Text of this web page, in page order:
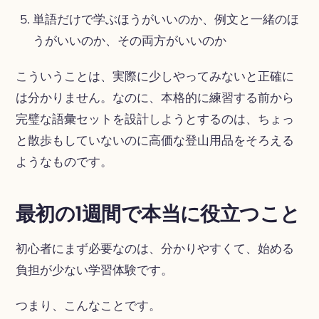
単語だけで学ぶほうがいいのか、例文と一緒のほ
うがいいのか、その両方がいいのか
こういうことは、実際に少しやってみないと正確に
は分かりません。なのに、本格的に練習する前から
完璧な語彙セットを設計しようとするのは、ちょっ
と散歩もしていないのに高価な登山用品をそろえる
ようなものです。
最初の1週間で本当に役立つこと
初心者にまず必要なのは、分かりやすくて、始める
負担が少ない学習体験です。
つまり、こんなことです。